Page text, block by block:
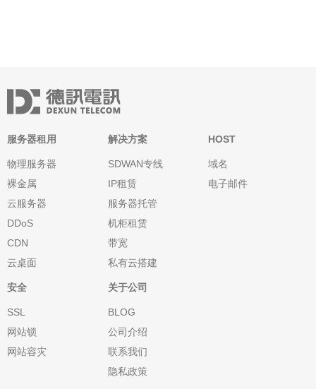
服务器租用
物理服务器
裸金属
云服务器
DDoS
CDN
云桌面
解决方案
SDWAN专线
IP租赁
服务器托管
机柜租赁
带宽
私有云搭建
HOST
域名
电子邮件
安全
SSL
网站锁
网站容灾
关于公司
BLOG
公司介绍
联系我们
隐私政策